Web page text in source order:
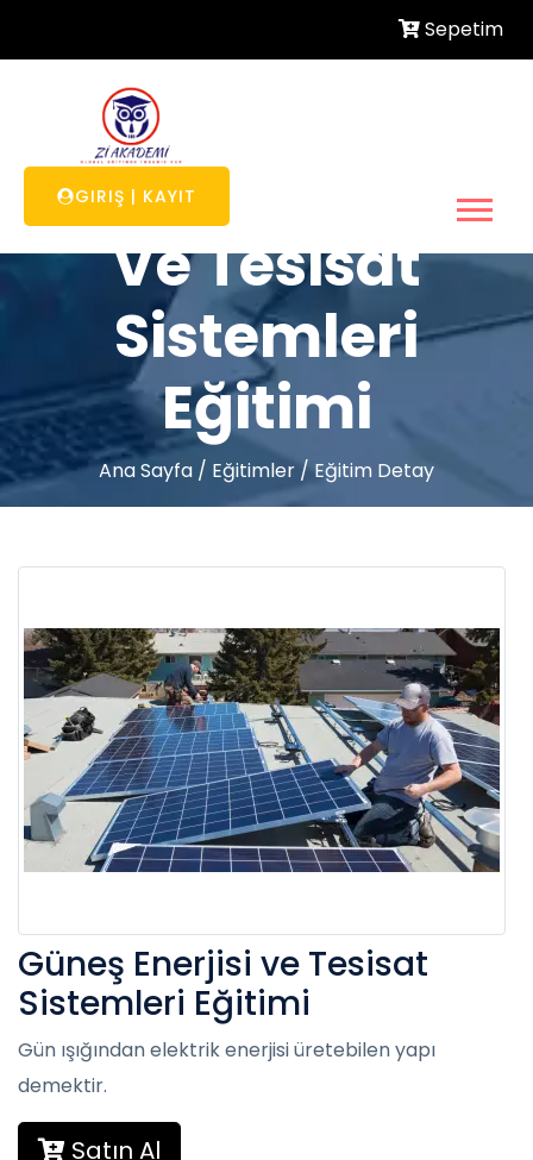
Sepetim
GIRIŞ | KAYIT
Güneş Enerjisi
Ve Tesisat
Sistemleri
Eğitimi
Ana Sayfa / Eğitimler / Eğitim Detay
Güneş Enerjisi ve Tesisat
Sistemleri Eğitimi
Gün ışığından elektrik enerjisi üretebilen yapı
demektir.
Satın Al